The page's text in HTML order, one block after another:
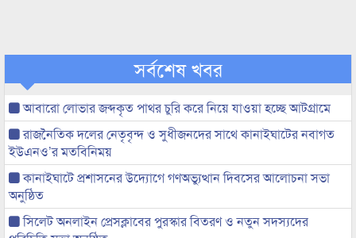
সর্বশেষ খবর
আবারো লোভার জব্দকৃত পাথর চুরি করে নিয়ে যাওয়া হচ্ছে আটগ্রামে
রাজনৈতিক দলের নেতৃবৃন্দ ও সুধীজনদের সাথে কানাইঘাটের নবাগত
ইউএনও’র মতবিনিময়
কানাইঘাটে প্রশাসনের উদ্যোগে গণঅভ্যুত্থান দিবসের আলোচনা সভা
অনুষ্ঠিত
সিলেট অনলাইন প্রেসক্লাবের পুরস্কার বিতরণ ও নতুন সদস্যদের